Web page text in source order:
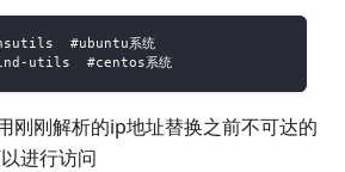
#ubuntu系统
utils  #centos系统
刚刚解析的ip地址替换之前不可达的
进行访问